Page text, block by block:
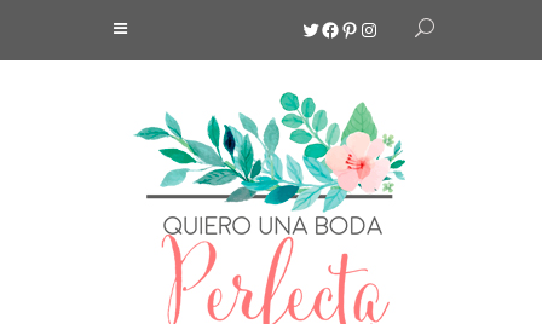
Twitter
Facebook
Pinterest
Instagram